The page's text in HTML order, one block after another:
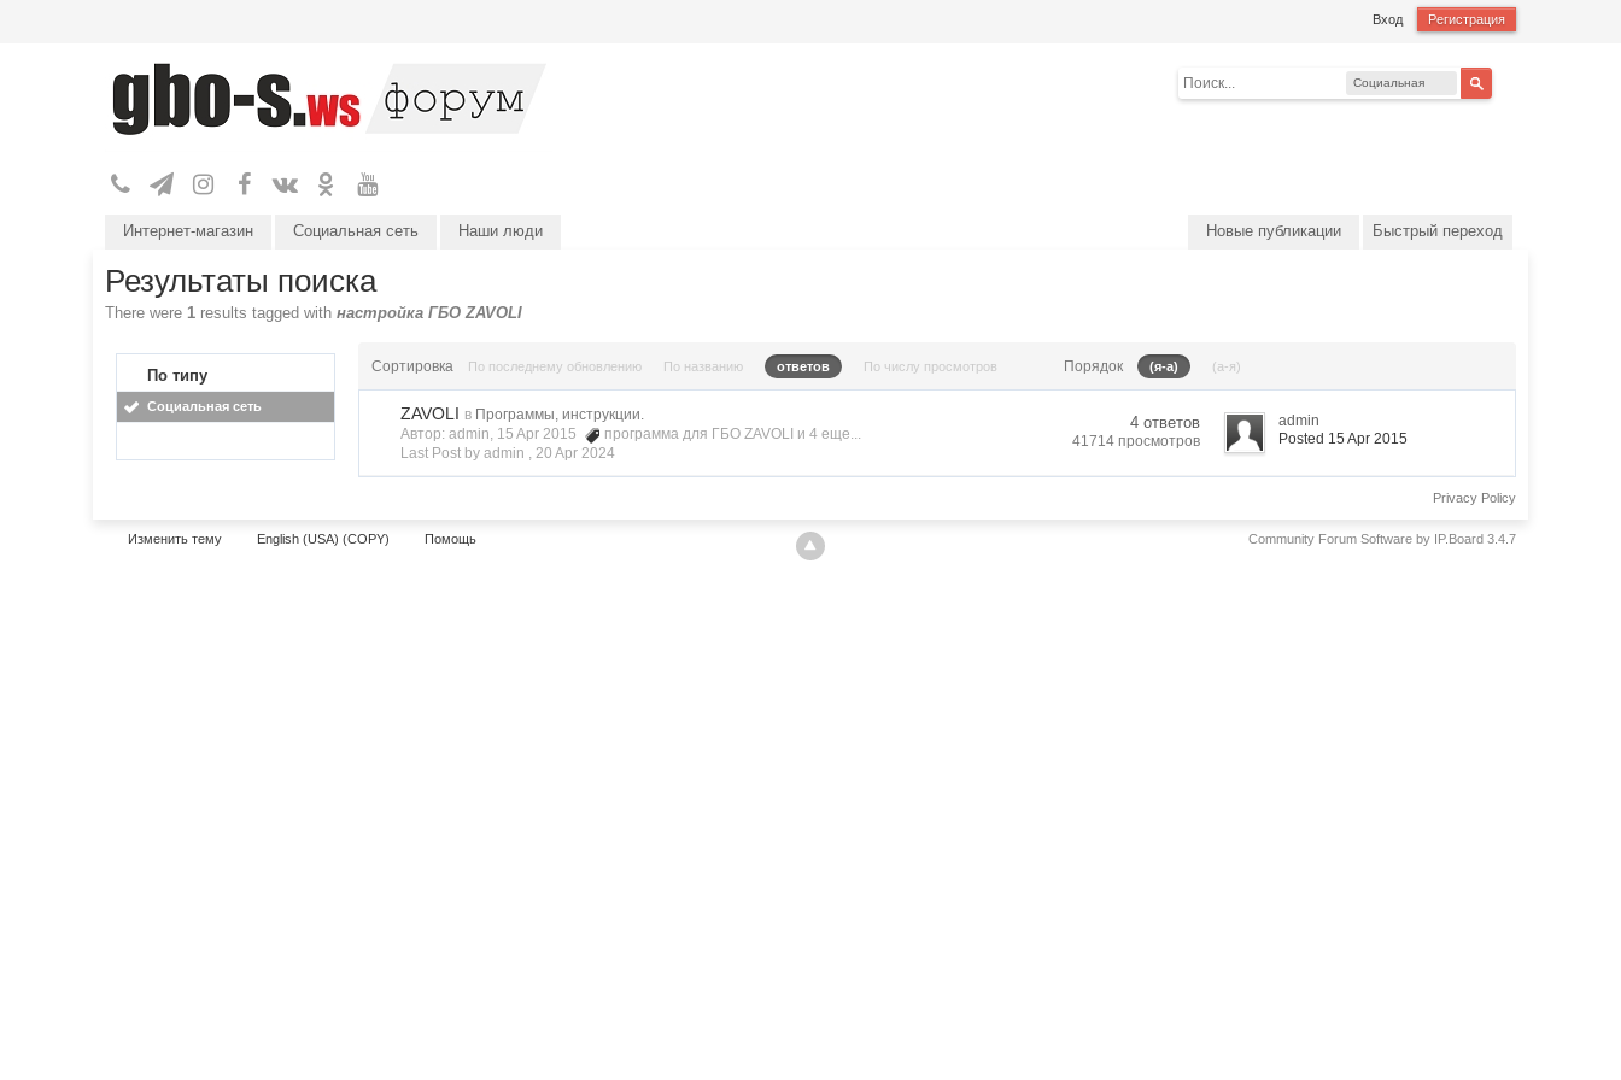
Вход Регистрация
Социальная
Быстрый переход
Новые публикации
Интернет-магазин Социальная сеть Наши люди
Результаты поиска
There were1 results tagged withнастройка ГБО ZAVOLI
По типу
Социальная сеть
Сортировка По последнему обновлению По названию ответов По числу просмотров Порядок (я-а) (а-я)
ZAVOLI в Программы, инструкции.
Автор: admin, 15 Apr 2015
программа для ГБО ZAVOLI и 4 еще...
Last Post by admin ,20 Apr 2024
4 ответов
41714 просмотров
admin
Posted 15 Apr 2015
Privacy Policy
Изменить тему English (USA) (COPY) Помощь Community Forum Software by IP.Board 3.4.7